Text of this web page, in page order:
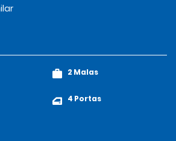
2 Malas
4 Portas